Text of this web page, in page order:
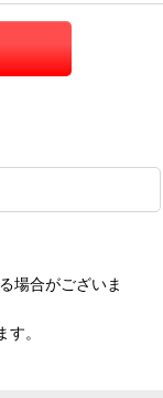
場合がございま
。